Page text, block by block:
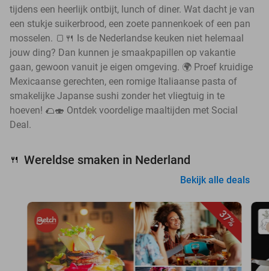
tijdens een heerlijk ontbijt, lunch of diner. Wat dacht je van
een stukje suikerbrood, een zoete pannenkoek of een pan
mosselen. 🍞🍴 Is de Nederlandse keuken niet helemaal
jouw ding? Dan kunnen je smaakpapillen op vakantie
gaan, gewoon vanuit je eigen omgeving. 🌍 Proef kruidige
Mexicaanse gerechten, een romige Italiaanse pasta of
smakelijke Japanse sushi zonder het vliegtuig in te
hoeven! 🌮🍣 Ontdek voordelige maaltijden met Social
Deal.
🍴 Wereldse smaken in Nederland
Bekijk alle deals
37%